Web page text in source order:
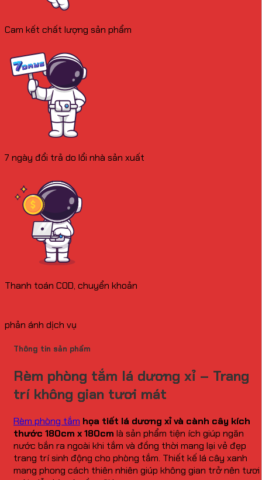
Cam kết chất lượng sản phẩm
7 ngày đổi trả do lổi nhà sản xuất
Thanh toán COD, chuyển khoản
phản ánh dịch vụ
Thông tin sản phẩm
Rèm phòng tắm lá dương xỉ – Trang
trí không gian tươi mát
Rèm phòng tắm họa tiết lá dương xỉ và cành cây kích
thước 180cm x 180cm là sản phẩm tiện ích giúp ngăn
nước bắn ra ngoài khi tắm và đồng thời mang lại vẻ đẹp
trang trí sinh động cho phòng tắm. Thiết kế lá cây xanh
mang phong cách thiên nhiên giúp không gian trở nên tươi